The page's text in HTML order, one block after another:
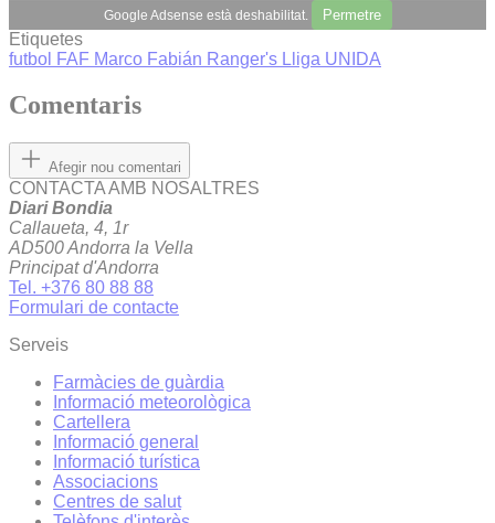
Google Adsense està deshabilitat. Permetre
Etiquetes
futbol FAF Marco Fabián Ranger's Lliga UNIDA
Comentaris
Afegir nou comentari
CONTACTA AMB NOSALTRES
Diari Bondia
Callaueta, 4, 1r
AD500 Andorra la Vella
Principat d'Andorra
Tel. +376 80 88 88
Formulari de contacte
Serveis
Farmàcies de guàrdia
Informació meteorològica
Cartellera
Informació general
Informació turística
Associacions
Centres de salut